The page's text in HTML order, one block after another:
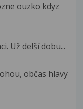
ouzko kdyz
Už delší dobu...
občas hlavy